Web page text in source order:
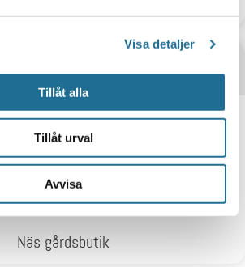
Visa detaljer
Tillåt alla
Tillåt urval
Avvisa
Näs gårdsbutik